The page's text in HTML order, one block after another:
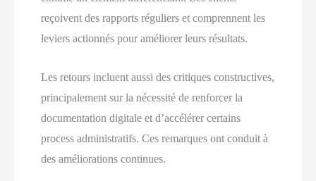
reçoivent des rapports réguliers et comprennent les
leviers actionnés pour améliorer leurs résultats.
Les retours incluent aussi des critiques constructives,
principalement sur la nécessité de renforcer la
documentation digitale et d’accélérer certains
process administratifs. Ces remarques ont conduit à
des améliorations continues.